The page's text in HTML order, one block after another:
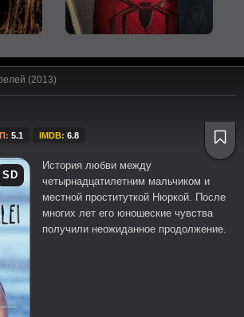
(2013)
5.1 IMDB: 6.8
SD
История любви между
четырнадцатилетним мальчиком и
местной проституткой Нюркой. После
многих лет его юношеские чувства
получили неожиданное продолжение.